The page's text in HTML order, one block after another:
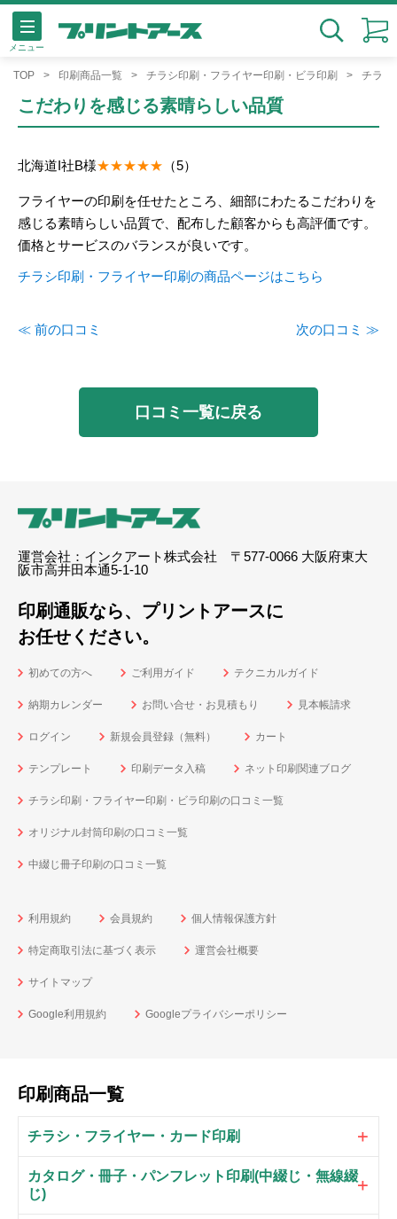
メニュー
TOP 印刷商品一覧 チラシ印刷・フライヤー印刷・ビラ印刷 チラシ
こだわりを感じる素晴らしい品質
北海道I社B様 （5）
フライヤーの印刷を任せたところ、細部にわたるこだわりを
感じる素晴らしい品質で、配布した顧客からも高評価です。
価格とサービスのバランスが良いです。
チラシ印刷・フライヤー印刷の商品ページはこちら
≪ 前の口コミ 次の口コミ ≫
口コミ一覧に戻る
運営会社：インクアート株式会社 〒577-0066 大阪府東大
阪市高井田本通5-1-10
印刷通販なら、プリントアースに
お任せください。
初めての方へ ご利用ガイド テクニカルガイド
納期カレンダー お問い合せ・お見積もり 見本帳請求
ログイン 新規会員登録（無料） カート
テンプレート 印刷データ入稿 ネット印刷関連ブログ
チラシ印刷・フライヤー印刷・ビラ印刷の口コミ一覧
オリジナル封筒印刷の口コミ一覧
中綴じ冊子印刷の口コミ一覧
利用規約 会員規約 個人情報保護方針
特定商取引法に基づく表示 運営会社概要
サイトマップ
Google利用規約 Googleプライバシーポリシー
印刷商品一覧
チラシ・フライヤー・カード印刷
カタログ・冊子・パンフレット印刷(中綴じ・無線綴
じ)